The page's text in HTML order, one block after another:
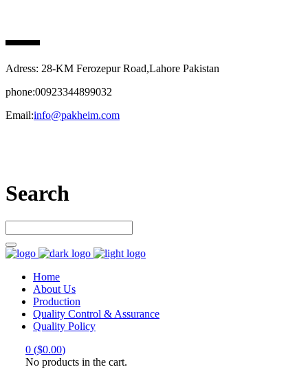
Adress: 28-KM Ferozepur Road,Lahore Pakistan
phone:00923344899032
Email:info@pakheim.com
Search
Home
About Us
Production
Quality Control & Assurance
Quality Policy
0 ($0.00)
No products in the cart.